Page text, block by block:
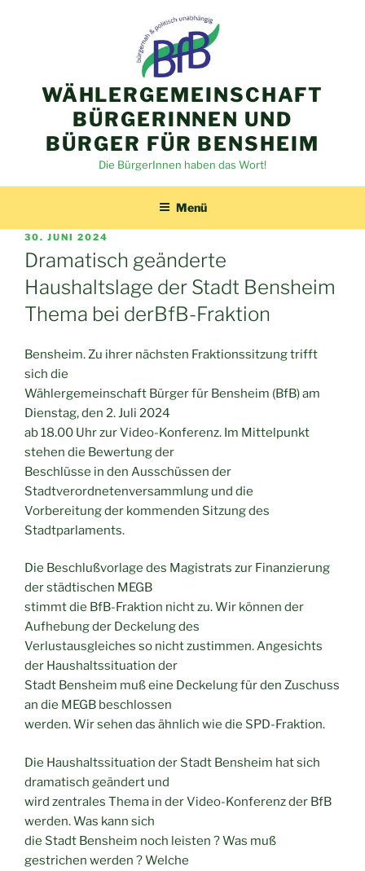
WÄHLERGEMEINSCHAFT
BÜRGERINNEN UND
BÜRGER FÜR BENSHEIM
Die BürgerInnen haben das Wort!
Menü
VERÖFFENTLICHT
AM
30. JUNI 2024
Dramatisch geänderte
Haushaltslage der Stadt Bensheim
Thema bei derBfB-Fraktion
Bensheim. Zu ihrer nächsten Fraktionssitzung trifft
sich die
Wählergemeinschaft Bürger für Bensheim (BfB) am
Dienstag, den 2. Juli 2024
ab 18.00 Uhr zur Video-Konferenz. Im Mittelpunkt
stehen die Bewertung der
Beschlüsse in den Ausschüssen der
Stadtverordnetenversammlung und die
Vorbereitung der kommenden Sitzung des
Stadtparlaments.
Die Beschlußvorlage des Magistrats zur Finanzierung
der städtischen MEGB
stimmt die BfB-Fraktion nicht zu. Wir können der
Aufhebung der Deckelung des
Verlustausgleiches so nicht zustimmen. Angesichts
der Haushaltssituation der
Stadt Bensheim muß eine Deckelung für den Zuschuss
an die MEGB beschlossen
werden. Wir sehen das ähnlich wie die SPD-Fraktion.
Die Haushaltssituation der Stadt Bensheim hat sich
dramatisch geändert und
wird zentrales Thema in der Video-Konferenz der BfB
werden. Was kann sich
die Stadt Bensheim noch leisten ? Was muß
gestrichen werden ? Welche